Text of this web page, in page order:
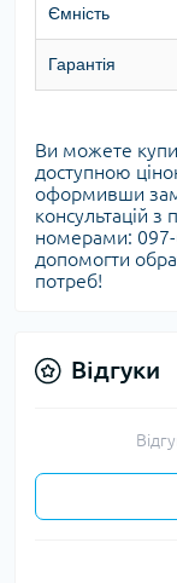
Ємність
Гарантія
Ви можете
доступною
оформивши
консультацій
номерами:
допомогти
потреб!
Відгуки